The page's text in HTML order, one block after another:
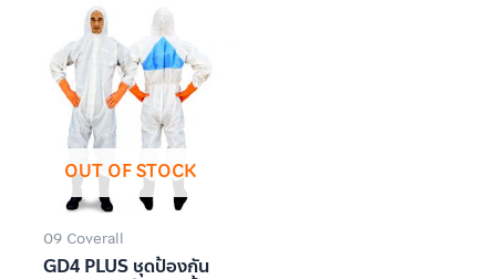
OUT OF STOCK
09 Coverall
GD4 PLUS ชุดป้องกัน